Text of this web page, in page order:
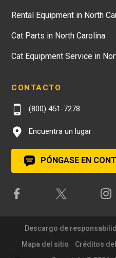
Rental Equipment in North
Cat Parts in North Carolina
Cat Equipment Service in
CONTACTO
(800) 451-7278
Encuentra un lugar
PÓNGASE EN
Descargo de
Mapa del sitio
Créditos